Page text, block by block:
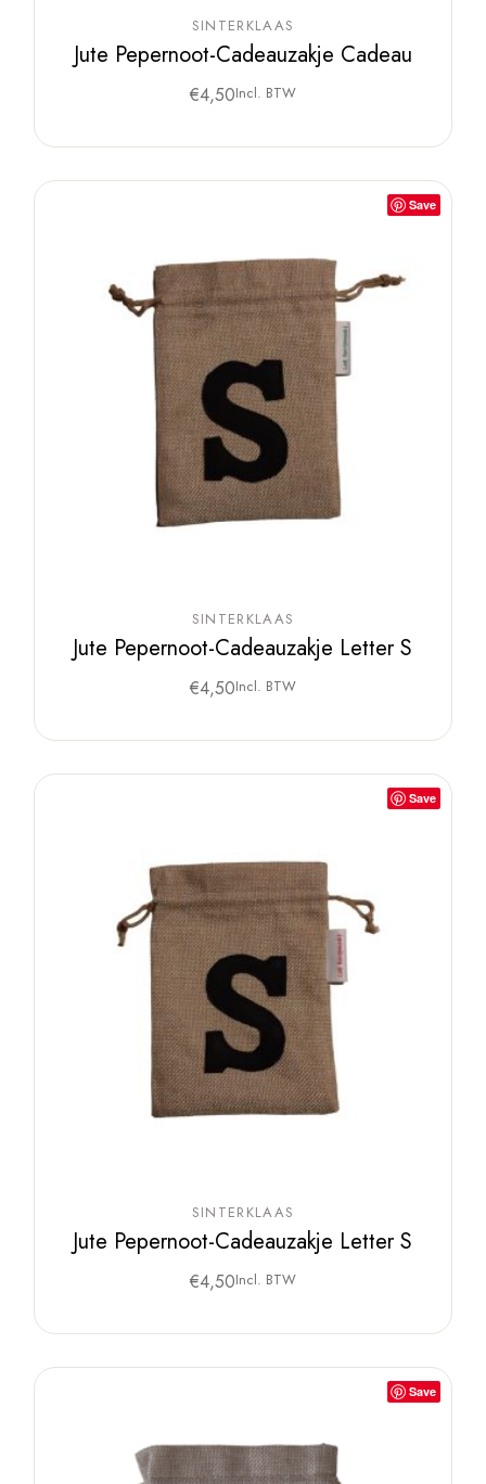
SINTERKLAAS
Jute Pepernoot-Cadeauzakje Cadeau
€4,50Incl. BTW
Save
SINTERKLAAS
Jute Pepernoot-Cadeauzakje Letter S
€4,50Incl. BTW
Save
SINTERKLAAS
Jute Pepernoot-Cadeauzakje Letter S
€4,50Incl. BTW
Save